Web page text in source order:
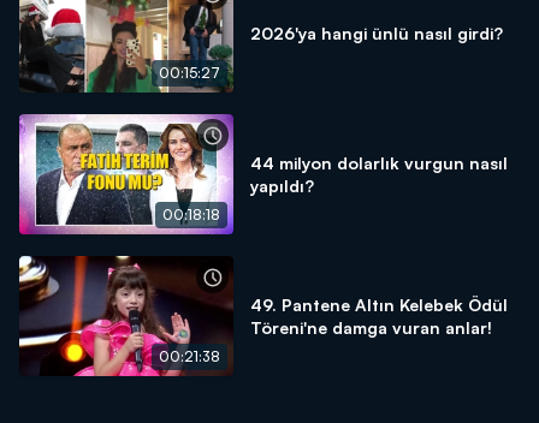
00:15:27
2026'ya hangi ünlü nasıl girdi?
00:18:18
44 milyon dolarlık vurgun nasıl
yapıldı?
00:21:38
49. Pantene Altın Kelebek Ödül
Töreni'ne damga vuran anlar!